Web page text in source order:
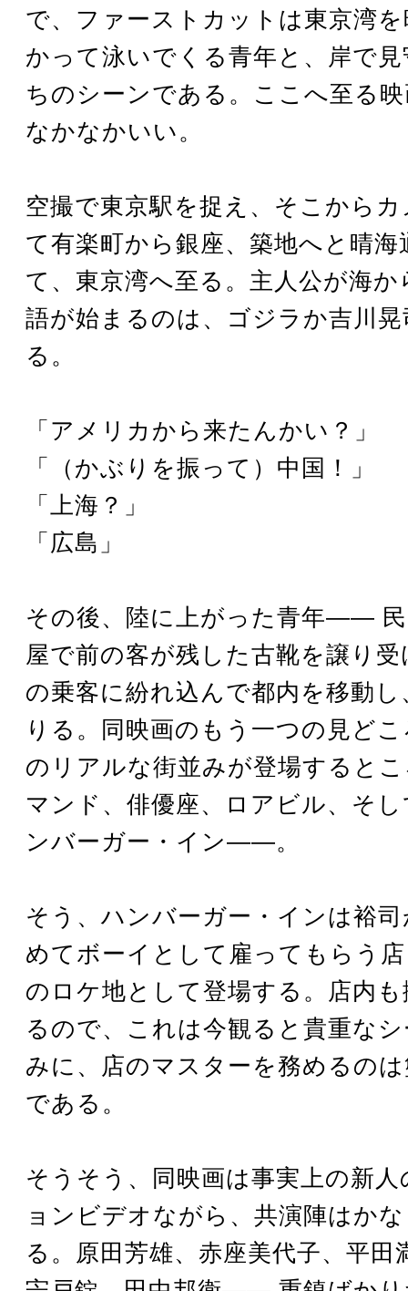
で、ファーストカットは東京湾
かって泳いでくる青年と、岸で
ちのシーンである。ここへ至る
なかなかいい。
空撮で東京駅を捉え、そこから
て有楽町から銀座、築地へと晴海
て、東京湾へ至る。主人公が海か
語が始まるのは、ゴジラか吉川
る。
「アメリカから来たんかい？」
「（かぶりを振って）中国！」
「上海？」
「広島」
その後、陸に上がった青年――
屋で前の客が残した古靴を譲り
の乗客に紛れ込んで都内を移動し
りる。同映画のもう一つの見ど
のリアルな街並みが登場すると
マンド、俳優座、ロアビル、そ
ンバーガー・イン――。
そう、ハンバーガー・インは裕
めてボーイとして雇ってもらう
のロケ地として登場する。店内
るので、これは今観ると貴重な
みに、店のマスターを務めるの
である。
そうそう、同映画は事実上の新
ョンビデオながら、共演陣はか
る。原田芳雄、赤座美代子、平田